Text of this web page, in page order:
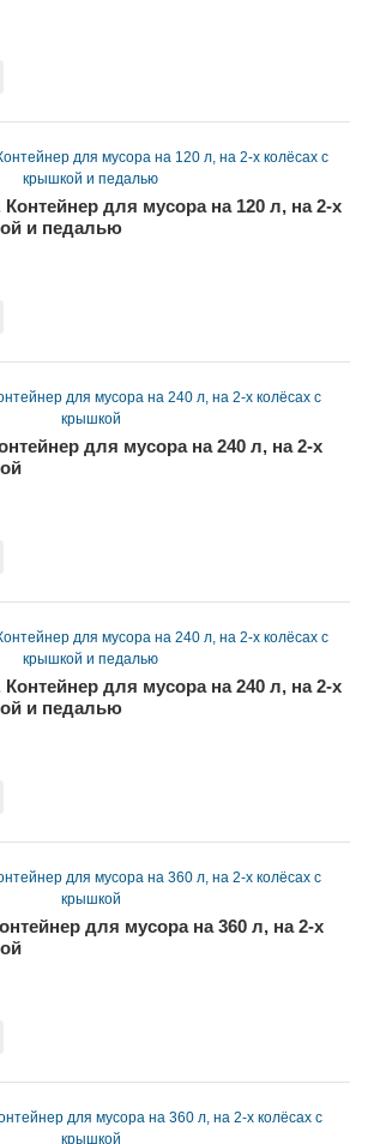
Контейнер для мусора на 120 л, на 2-х
и педалью
для мусора на 240 л, на 2-х
Контейнер для мусора на 240 л, на 2-х
и педалью
для мусора на 360 л, на 2-х